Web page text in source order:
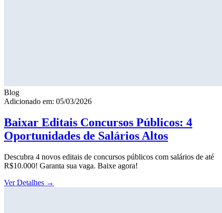
Blog
Adicionado em: 05/03/2026
Baixar Editais Concursos Públicos: 4
Oportunidades de Salários Altos
Descubra 4 novos editais de concursos públicos com salários de até
R$10.000! Garanta sua vaga. Baixe agora!
Ver Detalhes →